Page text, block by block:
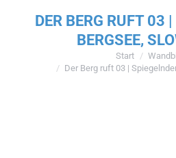
DER BERG RUFT 03
BERGSEE,
Start
Der Berg ruft 03 |